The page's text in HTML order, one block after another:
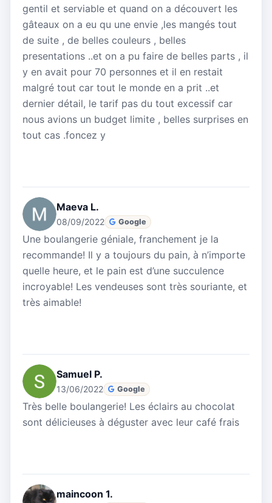
gentil et serviable et quand on a découvert les
gâteaux on a eu qu une envie ,les mangés tout
de suite , de belles couleurs , belles
presentations ..et on a pu faire de belles parts , il
y en avait pour 70 personnes et il en restait
malgré tout car tout le monde en a prit ..et
dernier détail, le tarif pas du tout excessif car
nous avions un budget limite , belles surprises en
tout cas .foncez y
Maeva L.
08/09/2022 Google
Une boulangerie géniale, franchement je la
recommande! Il y a toujours du pain, à n’importe
quelle heure, et le pain est d’une succulence
incroyable! Les vendeuses sont très souriante, et
très aimable!
Samuel P.
13/06/2022 Google
Très belle boulangerie! Les éclairs au chocolat
sont délicieuses à déguster avec leur café frais
maincoon 1.